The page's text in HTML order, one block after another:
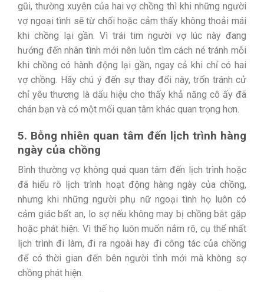
gũi, thường xuyên của hai vợ chồng thì khi những người
vợ ngoại tình sẽ từ chối hoặc cảm thấy không thoải mái
khi chồng lại gần. Vì trái tim người vợ lúc này đang
hướng đến nhân tình mới nên luôn tìm cách né tránh mỗi
khi chồng có hành động lại gần, ngay cả khi chỉ có hai
vợ chồng. Hãy chú ý đến sự thay đổi này, trốn tránh cử
chỉ yêu thương là dấu hiệu cho thấy khả năng cô ấy đã
chán bạn và có một mối quan tâm khác quan trọng hơn.
5. Bỗng nhiên quan tâm đến lịch trình hàng
ngày của chồng
Bình thường vợ không quá quan tâm đến lịch trình hoặc
đã hiểu rõ lịch trình hoạt động hàng ngày của chồng,
nhưng khi những người phụ nữ ngoại tình họ luôn có
cảm giác bất an, lo sợ nếu không may bị chồng bắt gặp
hoặc phát hiện. Vì thế họ luôn muốn nắm rõ, cụ thể nhất
lịch trình đi làm, đi ra ngoài hay đi công tác của chồng
để có thời gian đến bên người tình mới mà không sợ
chồng phát hiện.